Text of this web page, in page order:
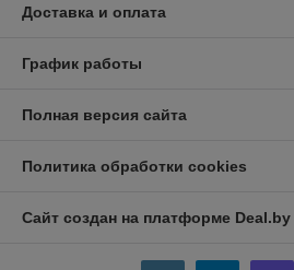
Доставка и оплата
График работы
Полная версия сайта
Политика обработки cookies
Сайт создан на платформе Deal.by